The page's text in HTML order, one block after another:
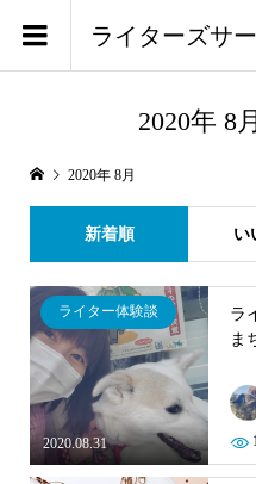
ライターズサ
2020年 8
2020年 8月
新着順 い
2020.08.31
ライター体験談
ラ
ま